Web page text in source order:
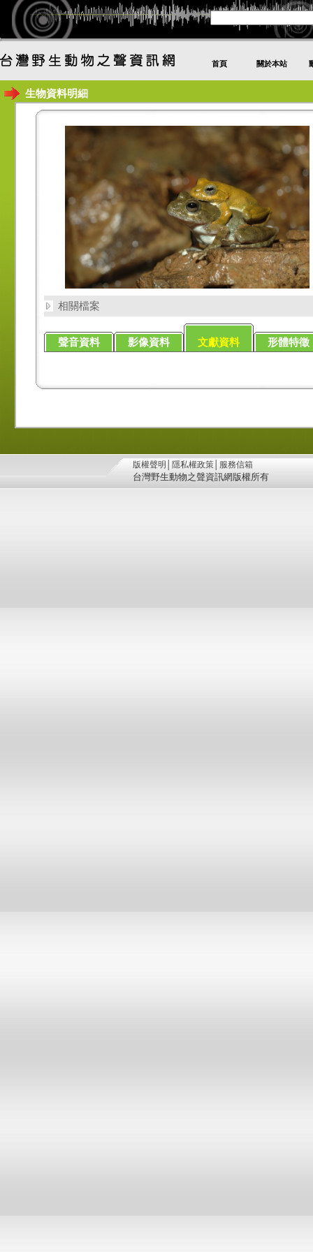
首頁 關於本站
生物資料明細
相關檔案
聲音資料 影像資料 文獻資料 形體特徵
版權聲明 隱私權政策 服務信箱
台灣野生動物之聲資訊網版權所有